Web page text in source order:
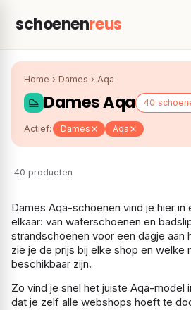
schoenenreus
Home › Dames › Aqa
Dames Aqa 40
Actief: Dames Aqa
40 producten
Dames Aqa-schoenen vind je hier in
elkaar: van waterschoenen en
strandschoenen voor een dagje aan
zie je de prijs bij elke shop en welke
beschikbaar zijn.
Zo vind je snel het juiste Aqa-model
dat je zelf alle webshops hoeft te